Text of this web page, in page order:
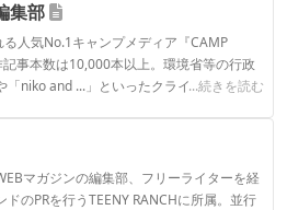
集部
人気No.1キャンプメディア『CAMP
事本数は10,000本以上。環境省等の行政
「niko and ...」といったクライアントとの
...続きを読む
のプロフィール
マガジンの編集部、フリーライターを経
のPRを行うTEENY RANCHに所属。並行